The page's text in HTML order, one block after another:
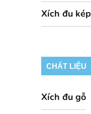
Xích đu kép
CHẤT LIỆU
Xích đu gỗ